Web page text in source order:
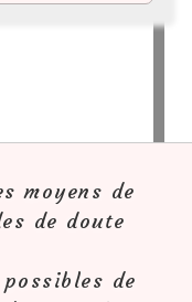
moyens de
de doute
de